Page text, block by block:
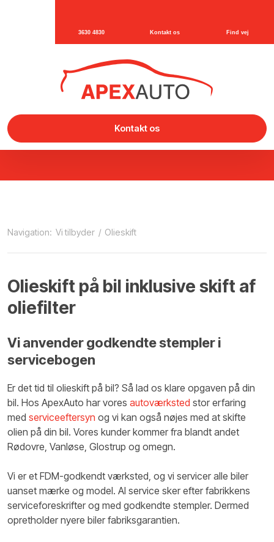
Kontakt os
Navigation:Vi tilbyder / Olieskift
​Olieskift på bil inklusive skift af
oliefilter
Vi anvender godkendte stempler i
servicebogen
​Er det tid til olieskift på bil? Så lad os klare opgaven på din
bil. Hos ApexAuto har voresautoværksted stor erfaring
medserviceeftersyn og vi kan også nøjes med at skifte
olien på din bil. Vores kunder kommer fra blandt andet
Rødovre, Vanløse, Glostrup og omegn.
Vi er et FDM-godkendt værksted, og vi servicer alle biler
uanset mærke og model.​ Al service sker efter fabrikkens
serviceforeskrifter og med godkendte stempler. Dermed
opretholder nyere biler fabriksgarantien.
3630 4830 Kontakt os Find vej